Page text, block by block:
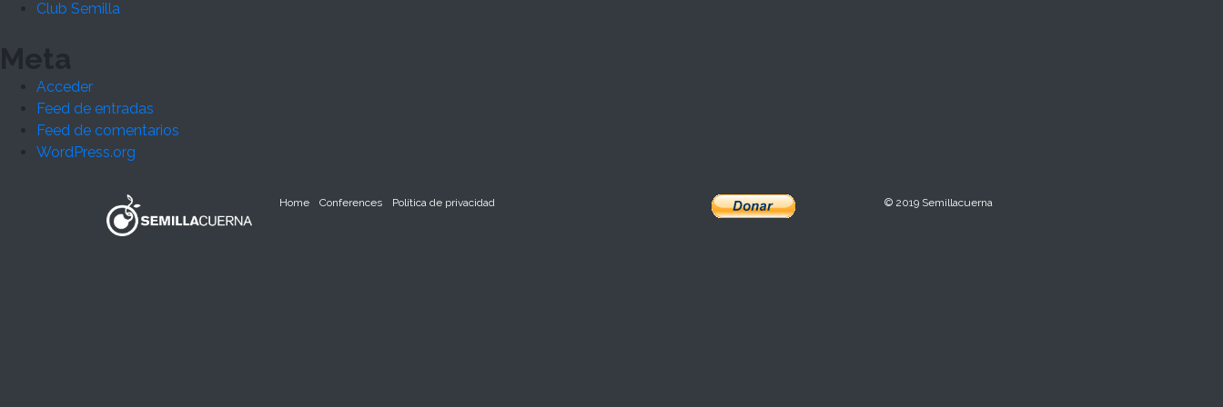
Club Semilla
Meta
Acceder
Feed de entradas
Feed de comentarios
WordPress.org
Home Conferences Política de privacidad © 2019 Semillacuerna